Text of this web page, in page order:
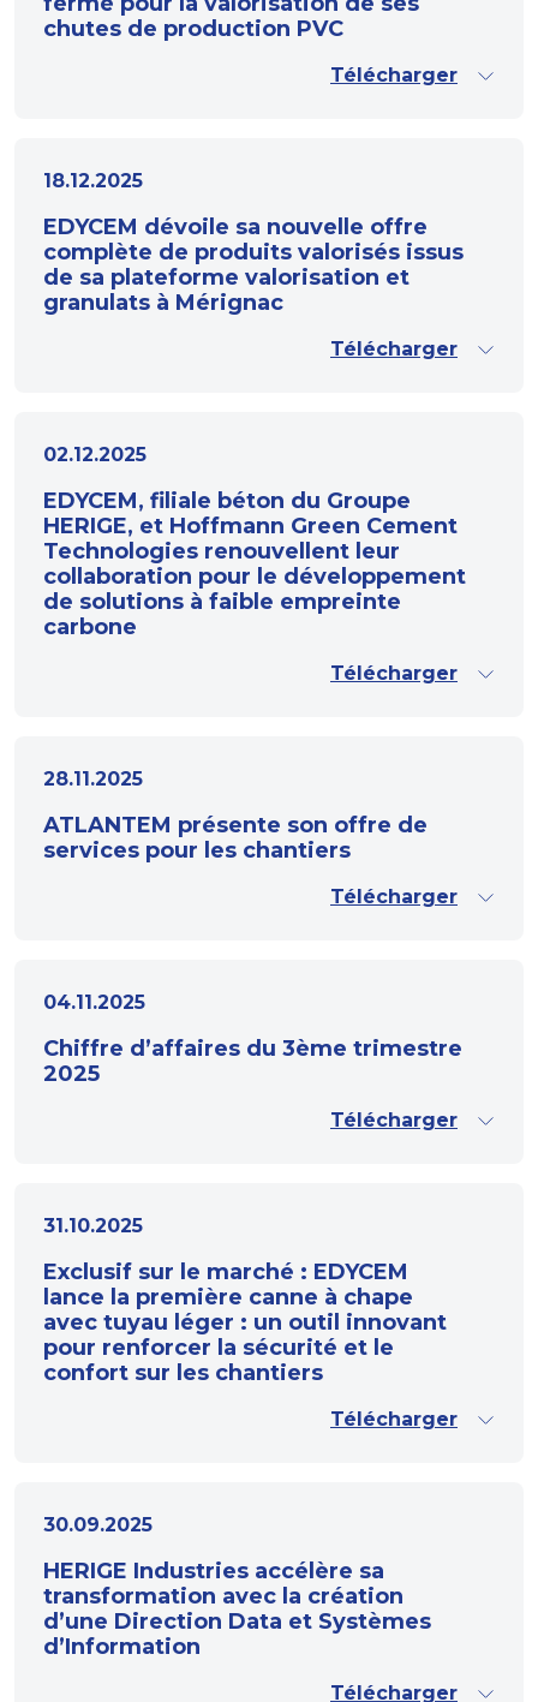
chutes de production PVC
Télécharger
18.12.2025
EDYCEM dévoile sa nouvelle offre
complète de produits valorisés issus
de sa plateforme valorisation et
granulats à Mérignac
Télécharger
02.12.2025
EDYCEM, filiale béton du Groupe
HERIGE, et Hoffmann Green Cement
Technologies renouvellent leur
collaboration pour le développement
de solutions à faible empreinte
carbone
Télécharger
28.11.2025
ATLANTEM présente son offre de
services pour les chantiers
Télécharger
04.11.2025
Chiffre d’affaires du 3ème trimestre
2025
Télécharger
31.10.2025
Exclusif sur le marché : EDYCEM
lance la première canne à chape
avec tuyau léger : un outil innovant
pour renforcer la sécurité et le
confort sur les chantiers
Télécharger
30.09.2025
HERIGE Industries accélère sa
transformation avec la création
d’une Direction Data et Systèmes
d’Information
Télécharger